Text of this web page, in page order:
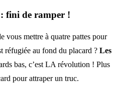
fini de ramper !
vous mettre à quatre pattes pour
réfugiée au fond du placard ? Les
bas, c’est LA révolution ! Plus
pour attraper un truc.